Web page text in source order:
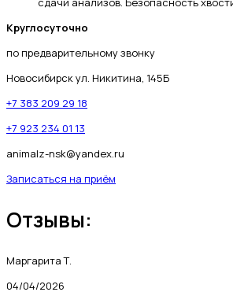
Круглосуточно
по предварительному звонку
Новосибирск ул. Никитина, 145Б​
+7 383 209 29 18
+7 923 234 01 13
animalz-nsk@yandex.ru
Записаться на приём
Отзывы:
Маргарита Т.
04/04/2026